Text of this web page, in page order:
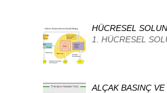
HÜCRESEL
1. HÜCRESEL
ALÇAK BASINÇ